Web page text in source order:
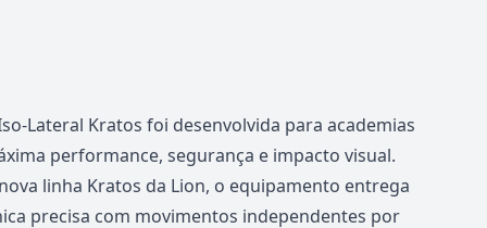
Lateral Kratos foi desenvolvida para academias
performance, segurança e impacto visual.
linha Kratos da Lion, o equipamento entrega
precisa com movimentos independentes por